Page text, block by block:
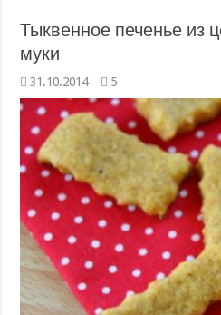
Тыквенное печенье из
муки
31.10.2014 5